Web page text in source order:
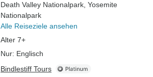
Death Valley Nationalpark , Yosemite
Nationalpark
Alle Reiseziele ansehen
Alter 7+
Nur: Englisch
Bindlestiff Tours